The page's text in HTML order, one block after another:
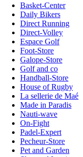
Basket-Center
Daily Bikers
Direct Running
Direct-Volley
Espace Golf
Foot-Store
Galope-Store
Golf and co
Handball-Store
House of Rugby
La sellerie de Maé
Made in Paradis
Nauti-wave
On-Fight
Padel-Expert
Pecheur-Store
Pet and Garden